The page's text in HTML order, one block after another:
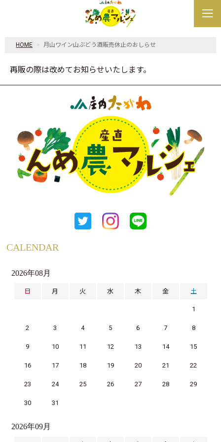
HOME 月山ワイン山ぶどう酒販売休止のおしらせ
再販の際は改めてお知らせいたします。
CALENDAR
2026年08月
日 月 火 水 木 金 土
1
2 3 4 5 6 7 8
9 10 11 12 13 14 15
16 17 18 19 20 21 22
23 24 25 26 27 28 29
30 31
2026年09月